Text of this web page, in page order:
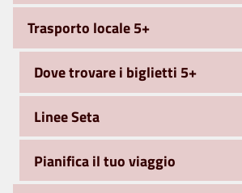
Trasporto locale 5+
Dove trovare i biglietti 5+
Linee Seta
Pianifica il tuo viaggio